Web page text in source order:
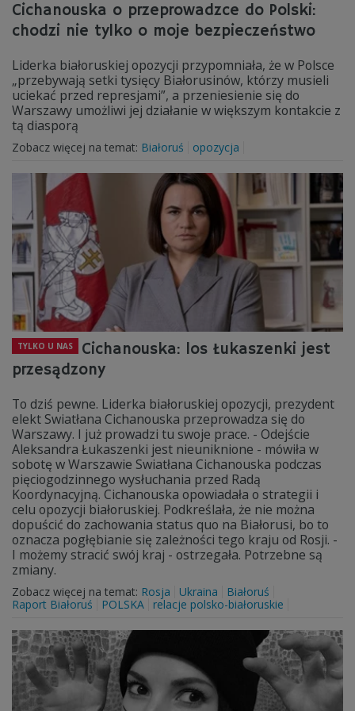
Cichanouska o przeprowadzce do Polski:
chodzi nie tylko o moje bezpieczeństwo
Liderka białoruskiej opozycji przypomniała, że w Polsce
„przebywają setki tysięcy Białorusinów, którzy musieli
uciekać przed represjami”, a przeniesienie się do
Warszawy umożliwi jej działanie w większym kontakcie z
tą diasporą
Zobacz więcej na temat: Białoruś opozycja
TYLKO U NAS
Cichanouska: los Łukaszenki jest
przesądzony
To dziś pewne. Liderka białoruskiej opozycji, prezydent
elekt Swiatłana Cichanouska przeprowadza się do
Warszawy. I już prowadzi tu swoje prace. - Odejście
Aleksandra Łukaszenki jest nieuniknione - mówiła w
sobotę w Warszawie Swiatłana Cichanouska podczas
pięciogodzinnego wysłuchania przed Radą
Koordynacyjną. Cichanouska opowiadała o strategii i
celu opozycji białoruskiej. Podkreślała, że nie można
dopuścić do zachowania status quo na Białorusi, bo to
oznacza pogłębianie się zależności tego kraju od Rosji. -
I możemy stracić swój kraj - ostrzegała. Potrzebne są
zmiany.
Zobacz więcej na temat: Rosja Ukraina
Białoruś
Raport Białoruś
POLSKA relacje polsko-białoruskie